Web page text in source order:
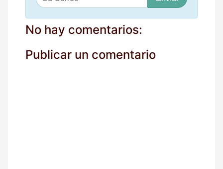
u
c
o
e
No hay comentarios:
Publicar un comentario